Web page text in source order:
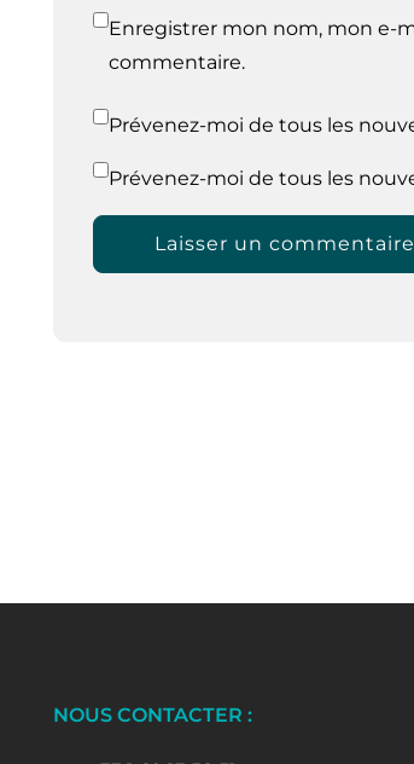
Enregistrer mon nom, mon e-
commentaire.
Prévenez-moi de tous les
Prévenez-moi de tous les
NOUS CONTACTER :